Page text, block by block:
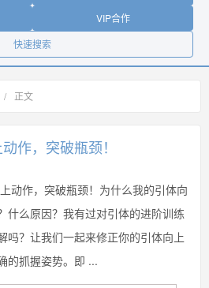
VIP合作
快速搜索
/ 正文
作，突破瓶颈！
动作，突破瓶颈！为什么我的引体向
什么原因？我有过对引体的进阶训练
吗？让我们一起来修正你的引体向上
的抓握姿势。即 ...